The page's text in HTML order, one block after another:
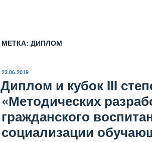
МЕТКА: ДИПЛОМ
ОПУБЛИКОВАНО
23.06.2019
Диплом и кубок III
«Методических
гражданского
социализации